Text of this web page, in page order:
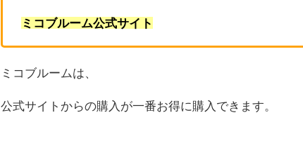
ミコブルーム公式サイト
ミコブルームは、
公式サイトからの購入が一番お得に購入できます。